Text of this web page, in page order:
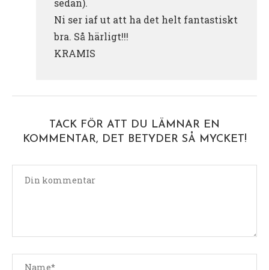
Ni ser iaf ut att ha det helt fantastiskt
bra. Så härligt!!!
KRAMIS
TACK FÖR ATT DU LÄMNAR EN
KOMMENTAR, DET BETYDER SÅ MYCKET!